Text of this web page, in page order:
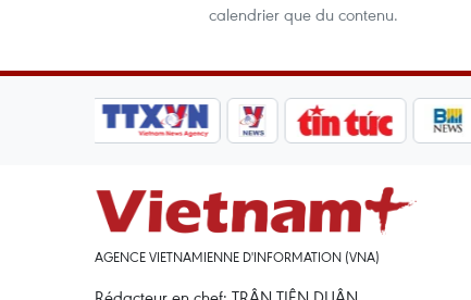
calendrier que du contenu.
AGENCE VIETNAMIENNE D'INFORMATION (VNA)